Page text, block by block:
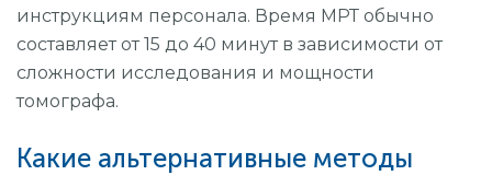
инструкциям персонала. Время МРТ обычно
составляет от 15 до 40 минут в зависимости от
сложности исследования и мощности
томографа.
Какие альтернативные методы